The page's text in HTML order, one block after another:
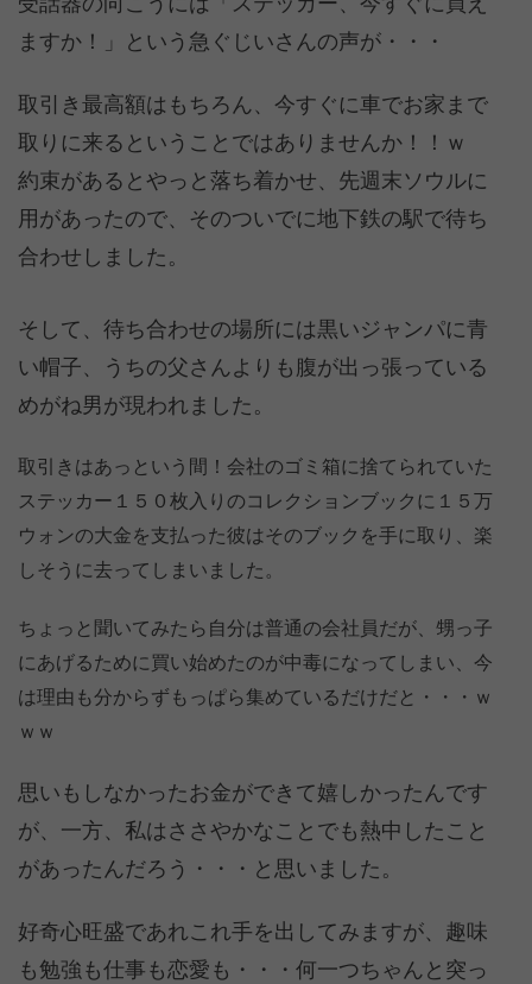
ますか！」という急ぐじいさんの声が・・・
取引き最高額はもちろん、今すぐに車でお家まで
取りに来るということではありませんか！！ｗ
約束があるとやっと落ち着かせ、先週末ソウルに
用があったので、そのついでに地下鉄の駅で待ち
合わせしました。
そして、待ち合わせの場所には黒いジャンパに青
い帽子、うちの父さんよりも腹が出っ張っている
めがね男が現われました。
取引きはあっという間！会社のゴミ箱に捨てられていた
ステッカー１５０枚入りのコレクションブックに１５万
ウォンの大金を支払った彼はそのブックを手に取り、楽
しそうに去ってしまいました。
ちょっと聞いてみたら自分は普通の会社員だが、甥っ子
にあげるために買い始めたのが中毒になってしまい、今
は理由も分からずもっぱら集めているだけだと・・・ｗ
ｗｗ
思いもしなかったお金ができて嬉しかったんです
が、一方、私はささやかなことでも熱中したこと
があったんだろう・・・と思いました。
好奇心旺盛であれこれ手を出してみますが、趣味
も勉強も仕事も恋愛も・・・何一つちゃんと突っ